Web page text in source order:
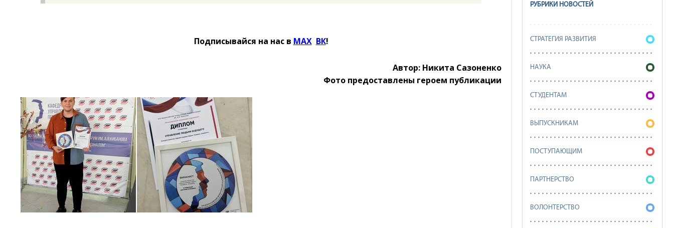
Подписывайся на нас в MAXӀ ВК!
Автор: Никита Сазоненко
Фото предоставлены героем публикации
РУБРИКИ НОВОСТЕЙ
СТРАТЕГИЯ РАЗВИТИЯ
НАУКА
СТУДЕНТАМ
ВЫПУСКНИКАМ
ПОСТУПАЮЩИМ
ПАРТНЕРСТВО
ВОЛОНТЕРСТВО